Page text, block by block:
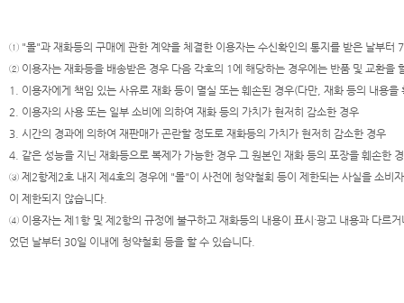
① "몰"과 재화등의 구매에 관한 계약을 체결한 이용자는 수신확인의 통지를 받은 날부터
② 이용자는 재화등을 배송받은 경우 다음 각호의 1에 해당하는 경우에는 반품 및 교환을
1. 이용자에게 책임 있는 사유로 재화 등이 멸실 또는 훼손된 경우(다만, 재화 등의 내용
2. 이용자의 사용 또는 일부 소비에 의하여 재화 등의 가치가 현저히 감소한 경우
3. 시간의 경과에 의하여 재판매가 곤란할 정도로 재화등의 가치가 현저히 감소한 경우
4. 같은 성능을 지닌 재화등으로 복제가 가능한 경우 그 원본인 재화 등의 포장을 훼손한
③ 제2항제2호 내지 제4호의 경우에 "몰"이 사전에 청약철회 등이 제한되는 사실을 소비
이 제한되지 않습니다.
④ 이용자는 제1항 및 제2항의 규정에 불구하고 재화등의 내용이 표시·광고 내용과 다르
었던 날부터 30일 이내에 청약철회 등을 할 수 있습니다.